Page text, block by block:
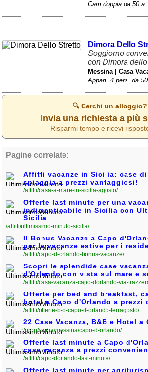
Cam.doppia da 50 a
Dimora Dello
Soggiorno
con Dimora
Messina | Casa
Appart. 4 pers. da
🔍 Cerchi un alloggio?
Invia una richiesta a più
Risparmi tempo e ricevi
Pagine correlate:
Affitti vacanze in Sicilia: case
spiaggia a prezzi vantaggiosi!
/affitti/casa-a-mare-in-sicilia-agosto/
Offerte last minute per una
indimenticabile in Sicilia con
Sicilia
/affitti/ultimissimo-minuto-sicilia/
Il Bonus Vacanze a Capo
per le vacanze estive per i
/affitti/capo-d-orlando-bonus-vacanze/
Scopri le splendide case
d'Orlando con vista sul mare e
/affitti/casa-vacanza-capo-dorlando-via-
Offerte per bed and breakfast,
hotel a Capo d'Orlando a prezzi
/affitti/offerte-b-b-capo-d-orlando-ferragosto/
22 Case Vacanza, B&B e Hotel a
/prop/sicilia/messina/capo-d-orlando/
Offerte last minute a Capo
case vacanza a prezzi
/affitti/capo-dorlando-last-minute/
Offerte last minute per